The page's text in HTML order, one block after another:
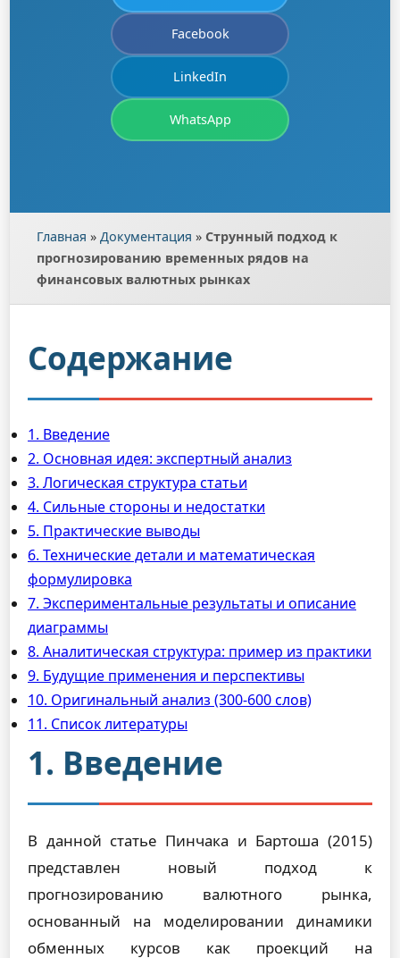
Facebook
LinkedIn
WhatsApp
Главная » Документация » Струнный подход к
прогнозированию временных рядов на
финансовых валютных рынках
Содержание
1. Введение
2. Основная идея: экспертный анализ
3. Логическая структура статьи
4. Сильные стороны и недостатки
5. Практические выводы
6. Технические детали и математическая
формулировка
7. Экспериментальные результаты и описание
диаграммы
8. Аналитическая структура: пример из практики
9. Будущие применения и перспективы
10. Оригинальный анализ (300-600 слов)
11. Список литературы
1. Введение
В данной статье Пинчака и Бартоша (2015)
представлен новый подход к
прогнозированию валютного рынка,
основанный на моделировании динамики
обменных курсов как проекций на